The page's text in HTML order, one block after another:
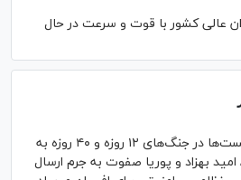
عالی کشور با قوت و سرعت در حال
۲ عامل مهم صهیونیست‌ها در جنگ‌های ۱۲ روزه و ۴۰ روزه به
بهزاد و پوریا صفوت به جرم ارسال